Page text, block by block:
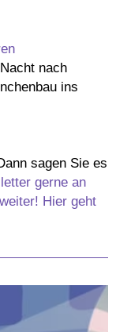
nach
ins
sagen Sie es
gerne an
Hier geht